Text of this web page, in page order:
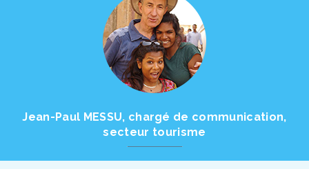
Jean-Paul MESSU, chargé de communication,
secteur tourisme